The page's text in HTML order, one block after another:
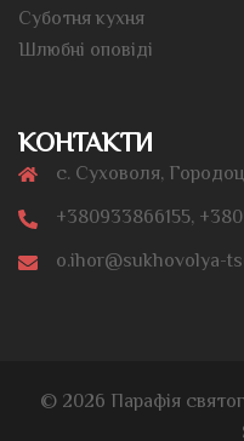
Суботня кухня
Шлюбні оповіді
КОНТАКТИ
с. Суховоля,
+380933866155,
o.ihor@sukhovolya-
© 2026 Парафія